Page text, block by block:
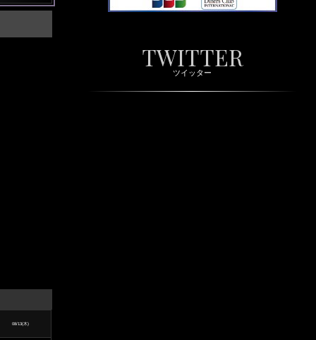
08/13(木)
TWITTER
ツイッター